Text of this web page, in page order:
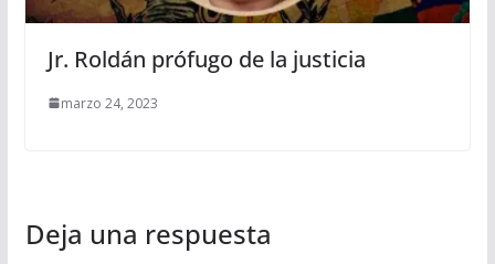
Jr. Roldán prófugo de la justicia
marzo 24, 2023
Deja una respuesta